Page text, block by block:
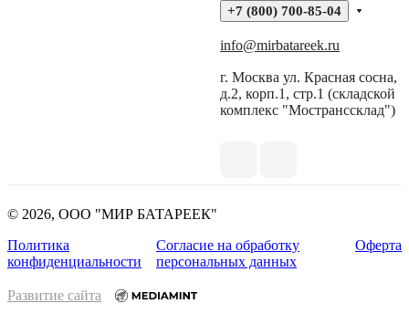
+7 (800) 700-85-04
info@mirbatareek.ru
г. Москва ул. Красная сосна,
д.2, корп.1, стр.1 (складской
комплекс "Мостранссклад")
© 2026, ООО "МИР БАТАРЕЕК"
Политика
конфиденциальности
Согласие на обработку
персональных данных
Оферта
Развитие сайта